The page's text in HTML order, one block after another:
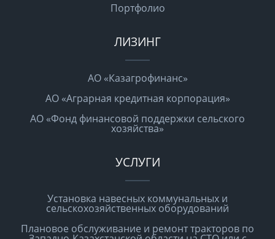
Портфолио
ЛИЗИНГ
АО «Казагрофинанс»
АО «Аграрная кредитная корпорация»
АО «Фонд финансовой поддержки сельского
хозяйства»
УСЛУГИ
Установка навесных коммунальных и
сельскохозяйственных оборудований
Плановое обслуживание и ремонт тракторов по